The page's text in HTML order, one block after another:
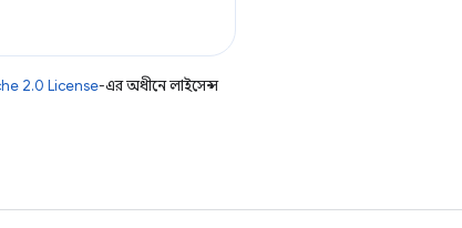
2.0 License-এর অধীনে লাইসেন্স